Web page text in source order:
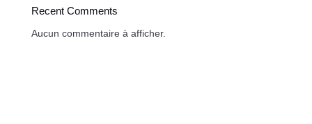
Recent Comments
Aucun commentaire à afficher.